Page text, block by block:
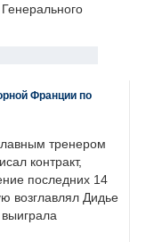
Франции по
тренером
контракт,
последних 14
возглавлял Дидье